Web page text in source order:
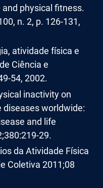
physical fitness.
n. 2, p. 126-131,
atividade física e
Ciência e
54, 2002.
inactivity on
worldwide:
and life
29.
da Atividade Física
Coletiva 2011;08